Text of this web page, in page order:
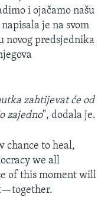
i ojačamo našu
je na svom
novog predsjednika
zahtijevat će od
zajedno", dodala je.
chance to heal,
we all
of this moment will